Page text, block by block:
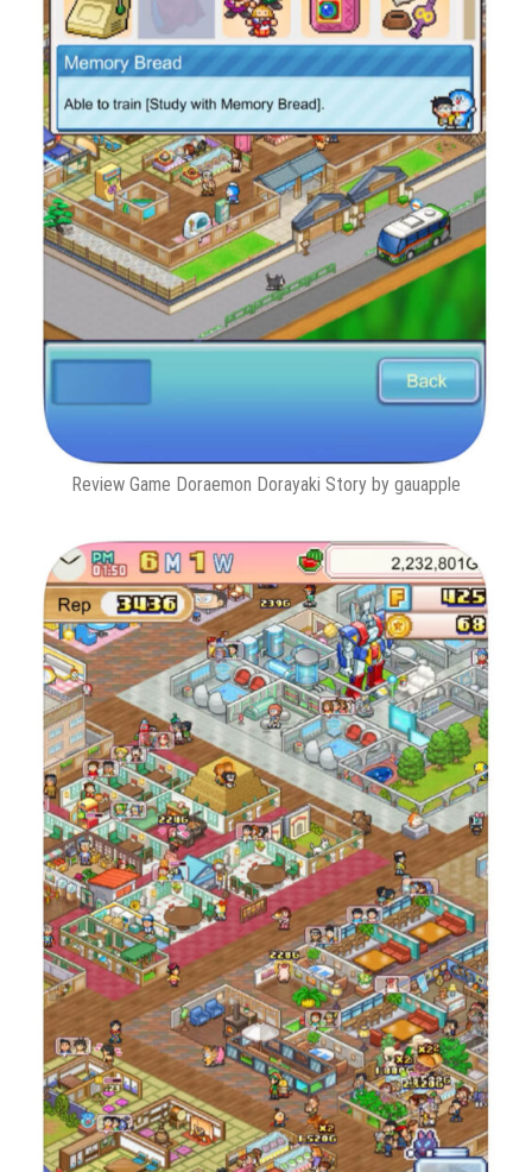
Review Game Doraemon Dorayaki Story by gauapple